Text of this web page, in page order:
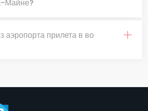
Майне?
аэропорта прилета в во